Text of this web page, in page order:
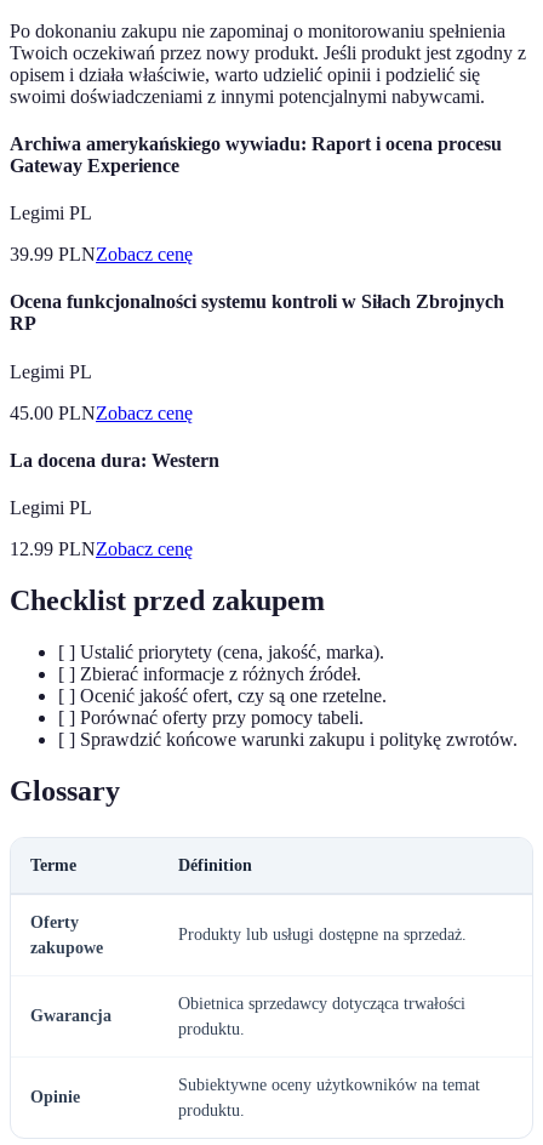
Po dokonaniu zakupu nie zapominaj o monitorowaniu spełnienia
Twoich oczekiwań przez nowy produkt. Jeśli produkt jest zgodny z
opisem i działa właściwie, warto udzielić opinii i podzielić się
swoimi doświadczeniami z innymi potencjalnymi nabywcami.
Archiwa amerykańskiego wywiadu: Raport i ocena procesu
Gateway Experience
Legimi PL
39.99 PLNZobacz cenę
Ocena funkcjonalności systemu kontroli w Siłach Zbrojnych
RP
Legimi PL
45.00 PLNZobacz cenę
La docena dura: Western
Legimi PL
12.99 PLNZobacz cenę
Checklist przed zakupem
[ ] Ustalić priorytety (cena, jakość, marka).
[ ] Zbierać informacje z różnych źródeł.
[ ] Ocenić jakość ofert, czy są one rzetelne.
[ ] Porównać oferty przy pomocy tabeli.
[ ] Sprawdzić końcowe warunki zakupu i politykę zwrotów.
Glossary
Terme Définition
Oferty
zakupowe
Produkty lub usługi dostępne na sprzedaż.
Gwarancja
Obietnica sprzedawcy dotycząca trwałości
produktu.
Opinie
Subiektywne oceny użytkowników na temat
produktu.